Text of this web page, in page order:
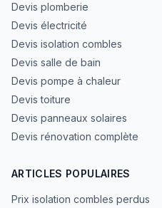
Devis plomberie
Devis électricité
Devis isolation combles
Devis salle de bain
Devis pompe à chaleur
Devis toiture
Devis panneaux solaires
Devis rénovation complète
ARTICLES POPULAIRES
Prix isolation combles perdus